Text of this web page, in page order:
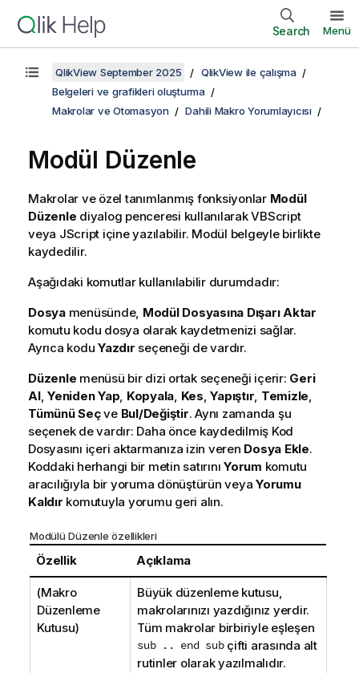
Search Menü
QlikView September 2025
QlikView ile çalışma
Belgeleri ve grafikleri oluşturma
Makrolar ve Otomasyon
Dahili Makro Yorumlayıcısı
Modül Düzenle
Makrolar ve özel tanımlanmış fonksiyonlar Modül
Düzenle diyalog penceresi kullanılarak VBScript
veya JScript içine yazılabilir. Modül belgeyle birlikte
kaydedilir.
Aşağıdaki komutlar kullanılabilir durumdadır:
Dosyamenüsünde, Modül Dosyasına Dışarı Aktar
komutu kodu dosya olarak kaydetmenizi sağlar.
Ayrıca kodu Yazdır seçeneği de vardır.
Düzenle menüsü bir dizi ortak seçeneği içerir: Geri
Al, Yeniden Yap, Kopyala, Kes,Yapıştır, Temizle,
Tümünü Seçve Bul/Değiştir. Aynı zamanda şu
seçenek de vardır: Daha önce kaydedilmiş Kod
Dosyasını içeri aktarmanıza izin veren Dosya Ekle.
Koddaki herhangi bir metin satırını Yorum komutu
aracılığıyla bir yoruma dönüştürün veya Yorumu
Kaldır komutuyla yorumu geri alın.
Modülü Düzenle özellikleri
Özellik Açıklama
(Makro
Düzenleme
Kutusu)
Büyük düzenleme kutusu,
makrolarınızı yazdığınız yerdir.
Tüm makrolar birbiriyle eşleşen
sub .. end subçifti arasında alt
rutinler olarak yazılmalıdır.